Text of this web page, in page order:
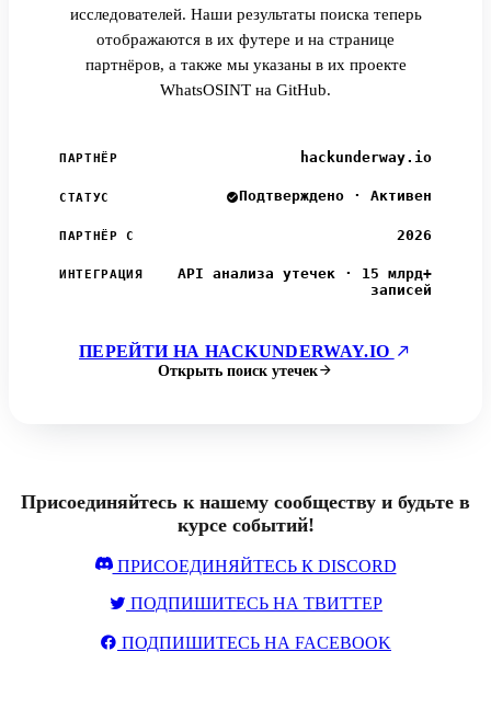
исследователей. Наши результаты поиска теперь
отображаются в их футере и на странице
партнёров, а также мы указаны в их проекте
WhatsOSINT на GitHub.
ПАРТНЁР hackunderway.io
СТАТУС Подтверждено · Активен
ПАРТНЁР С 2026
ИНТЕГРАЦИЯ
API анализа утечек · 15 млрд+
записей
ПЕРЕЙТИ НА HACKUNDERWAY.IO
Открыть поиск утечек
Присоединяйтесь к нашему сообществу и будьте в
курсе событий!
ПРИСОЕДИНЯЙТЕСЬ К DISCORD
ПОДПИШИТЕСЬ НА ТВИТТЕР
ПОДПИШИТЕСЬ НА FACEBOOK